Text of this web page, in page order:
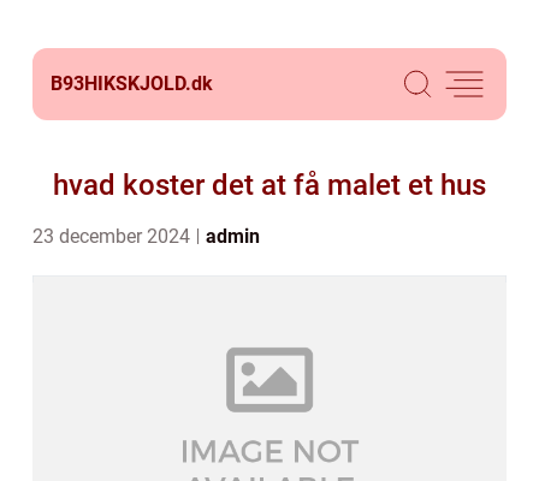
B93HIKSKJOLD.dk
hvad koster det at få malet et hus
23 december 2024 admin